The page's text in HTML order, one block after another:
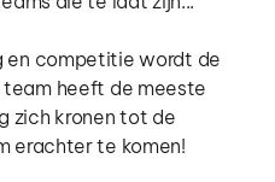
en competitie wordt de
heeft de meeste
zich kronen tot de
erachter te komen!